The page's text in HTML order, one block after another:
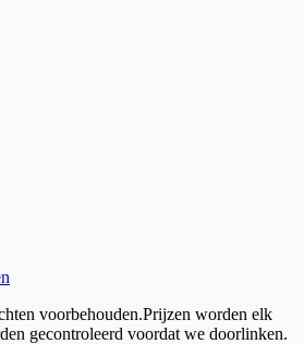
voorbehouden.Prijzen worden elk
gecontroleerd voordat we doorlinken.